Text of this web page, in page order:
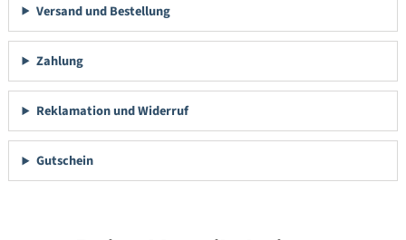
Versand und Bestellung
Zahlung
Reklamation und Widerruf
Gutschein